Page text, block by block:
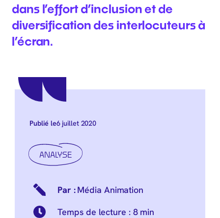
dans l’effort d’inclusion et de
diversification des interlocuteurs à
l’écran.
Publié le6 juillet 2020
ANALYSE
Média Animation
Temps de lecture : 8 min